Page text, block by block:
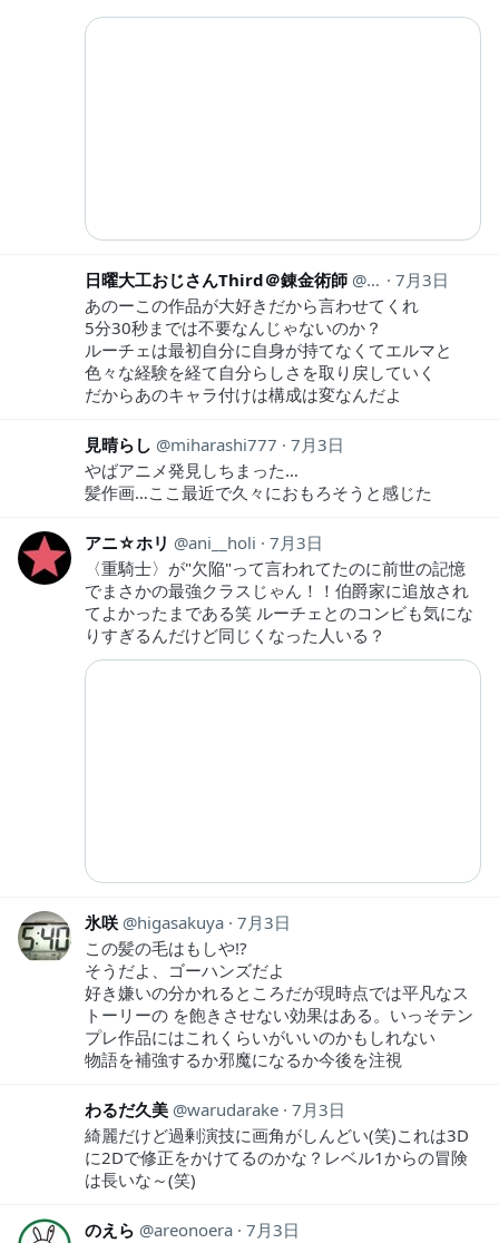
日曜大工おじさんThird＠錬金術師 Third02441812
7月3日
あのーこの作品が大好きだから言わせてくれ
5分30秒までは不要なんじゃないのか？
ルーチェは最初自分に自身が持てなくてエルマと
色々な経験を経て自分らしさを取り戻していく
だからあのキャラ付けは構成は変なんだよ
見晴らし miharashi777
7月3日
やばアニメ発見しちまった…
髪作画…ここ最近で久々におもろそうと感じた
アニ☆ホリ ani__holi
7月3日
〈重騎士〉が"欠陥"って言われてたのに前世の記憶
でまさかの最強クラスじゃん！！伯爵家に追放され
てよかったまである笑 ルーチェとのコンビも気にな
りすぎるんだけど同じくなった人いる？
氷咲 higasakuya 7月3日
この髪の毛はもしや!?
そうだよ、ゴーハンズだよ
好き嫌いの分かれるところだが現時点では平凡なス
トーリーの を飽きさせない効果はある。いっそテン
プレ作品にはこれくらいがいいのかもしれない
物語を補強するか邪魔になるか今後を注視
わるだ久美 warudarake 7月3日
綺麗だけど過剰演技に画角がしんどい(笑)これは3D
に2Dで修正をかけてるのかな？レベル1からの冒険
は長いな～(笑)
のえら areonoera 7月3日